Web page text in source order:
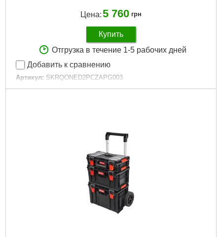
Цена:5 760 грн
Купить
Отгрузка в течение 1-5 рабочих дней
Добавить к сравнению
Артикул: SKRQONED2PCZAPG003
Код товара: 29.34.26
600x405x370 мм
Подробнее...